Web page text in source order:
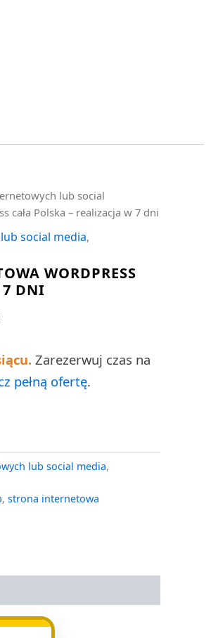
lub social
cała Polska – realizacja w 7 dni
social media,
WORDPRESS
7 DNI
Zarezerwuj czas na
pełną ofertę.
lub social media,
, strona internetowa